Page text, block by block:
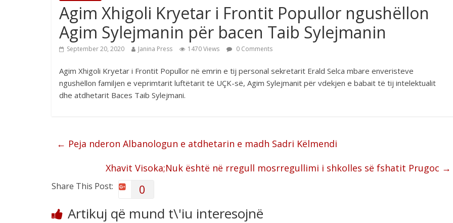
Agim Xhigoli Kryetar i Frontit Popullor ngushëllon
Agim Sylejmanin për bacen Taib Sylejmanin
September 20, 2020 Janina Press 1470 Views 0 Comments
Agim Xhigoli Kryetar i Frontit Popullor në emrin e tij personal sekretarit Erald Selca mbare enveristeve
ngushëllon familjen e veprimtarit luftëtarit të UÇK-së, Agim Sylejmanit për vdekjen e babait të tij intelektualit
dhe atdhetarit Baces Taib Sylejmani.
← Peja nderon Albanologun e atdhetarin e madh Sadri Këlmendi
Xhavit Visoka;Nuk është në rregull mosrregullimi i shkolles së fshatit Prugoc →
Share This Post: 0
Artikuj që mund t\'iu interesojnë